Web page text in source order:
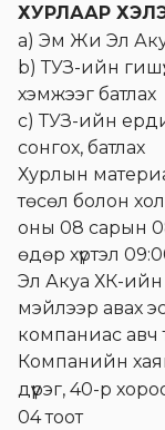
ХУРЛААР
а) Эм Жи Эл
b) ТУЗ-ийн
хэмжээг батлах
с) ТУЗ-ийн
сонгох, батлах
Хурлын
төсөл болон
оны 08 сарын
өдөр хүртэл
Эл Акуа ХК-
мэйлээр авах
компаниас авч
Компанийн
дүүрэг, 40-р
04 тоот